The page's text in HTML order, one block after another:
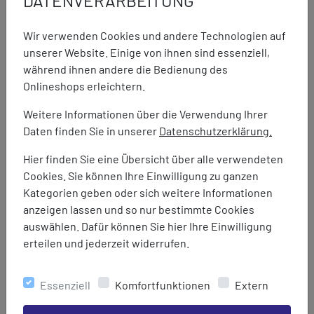
Wir verwenden Cookies und andere Technologien auf
unserer Website. Einige von ihnen sind essenziell,
während ihnen andere die Bedienung des
Onlineshops erleichtern.
Weitere Informationen über die Verwendung Ihrer
Daten finden Sie in unserer Datenschutzerklärung.
Hier finden Sie eine Übersicht über alle verwendeten
Cookies. Sie können Ihre Einwilligung zu ganzen
Kategorien geben oder sich weitere Informationen
anzeigen lassen und so nur bestimmte Cookies
auswählen. Dafür können Sie hier Ihre Einwilligung
erteilen und jederzeit widerrufen.
Essenziell Komfortfunktionen Extern
barefoot Vibram Escur
129,95 € 89,95 €